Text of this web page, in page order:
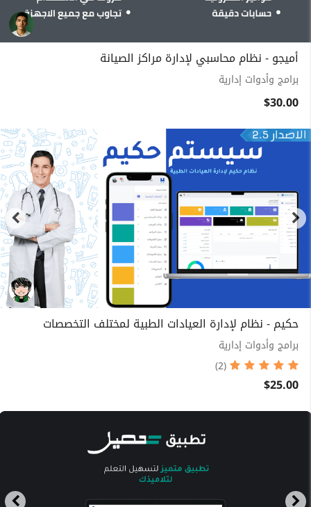
أميجو - نظام محاسبي لإدارة مراكز الصيانة
برامج وأدوات إدارية
$30.00
حكيم - نظام لإدارة العيادات الطبية لمختلف التخصصات
برامج وأدوات إدارية
(2)
$25.00